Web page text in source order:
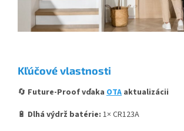
Kľúčové vlastnosti
🔄 Future-Proof vďaka OTA aktualizácii
🔋 Dlhá výdrž batérie: 1× CR123A